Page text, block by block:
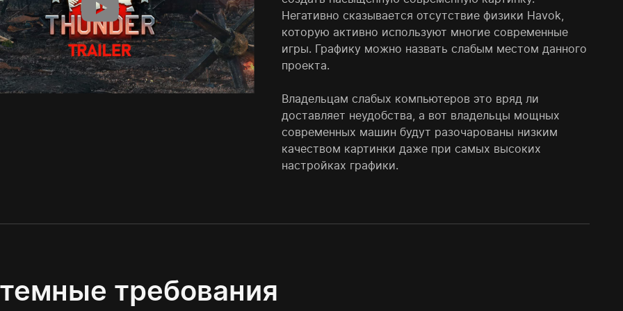
Негативно сказывается отсутствие физики Havok,
которую активно используют многие современные
игры. Графику можно назвать слабым местом данного
проекта.
Владельцам слабых компьютеров это вряд ли
доставляет неудобства, а вот владельцы мощных
современных машин будут разочарованы низким
качеством картинки даже при самых высоких
настройках графики.
требования